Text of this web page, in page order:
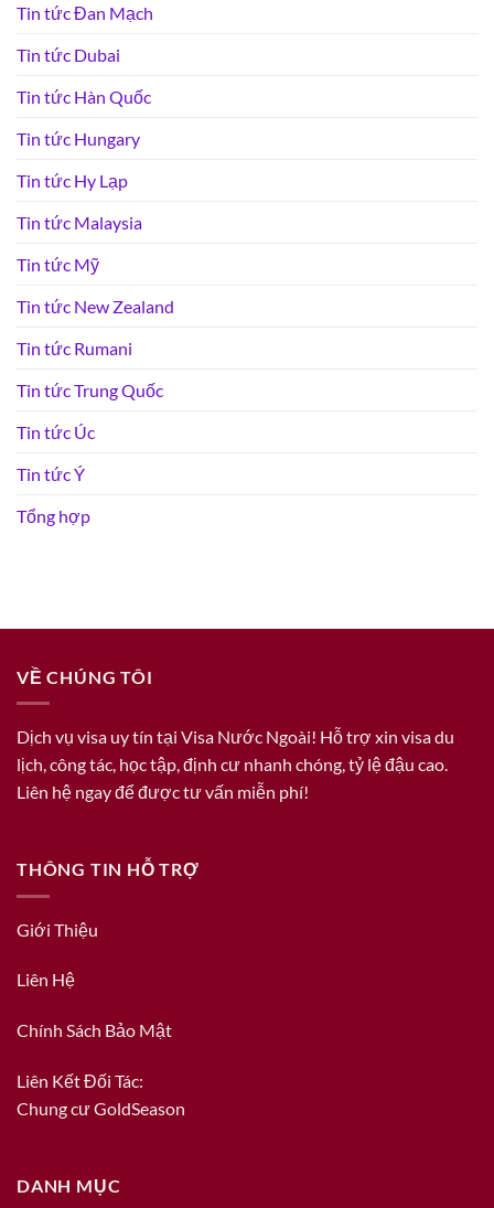
Tin tức Đan Mạch
Tin tức Dubai
Tin tức Hàn Quốc
Tin tức Hungary
Tin tức Hy Lạp
Tin tức Malaysia
Tin tức Mỹ
Tin tức New Zealand
Tin tức Rumani
Tin tức Trung Quốc
Tin tức Úc
Tin tức Ý
Tổng hợp
VỀ CHÚNG TÔI
Dịch vụ visa uy tín tại Visa Nước Ngoài! Hỗ trợ xin visa du
lịch, công tác, học tập, định cư nhanh chóng, tỷ lệ đậu cao.
Liên hệ ngay để được tư vấn miễn phí!
THÔNG TIN HỖ TRỢ
Giới Thiệu
Liên Hệ
Chính Sách Bảo Mật
Liên Kết Đối Tác:
Chung cư GoldSeason
DANH MỤC